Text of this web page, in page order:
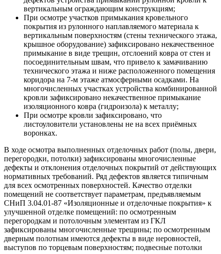
вертикальным ограждающим конструкциям;
При осмотре участков примыкания кровельного
покрытия из рулонного наплавляемого материала к
вертикальным поверхностям (стены технического этажа,
крышное оборудование) зафиксировано некачественное
примыкание в виде трещин, отслоений ковра от стен и
посоединительным швам, что привело к замачиванию
технического этажа и ниже расположенного помещения
коридора на 7-м этаже атмосферными осадками. На
многочисленных участках устройства комбинированной
кровли зафиксировано некачественное примыкание
изоляционного ковра (гидроизола) к металлу;
При осмотре кровли зафиксировано, что
листоуловители установлены не на всех приёмных
воронках.
В ходе осмотра выполненных отделочных работ (полы, двери,
перегородки, потолки) зафиксированы многочисленные
дефекты и отклонения отделочных покрытий от действующих
нормативных требований. Ряд дефектов является типичным
для всех осмотренных поверхностей. Качество отделки
помещений не соответствует параметрам, предъявляемым
СНиП 3.04.01-87 «Изоляционные и отделочные покрытия» к
улучшенной отделке помещений: по осмотренным
перегородкам и потолочным элементам из ГКЛ
зафиксированы многочисленные трещины; по осмотренным
дверным полотнам имеются дефекты в виде неровностей,
выступов по торцевым поверхностям; подвесные потолки